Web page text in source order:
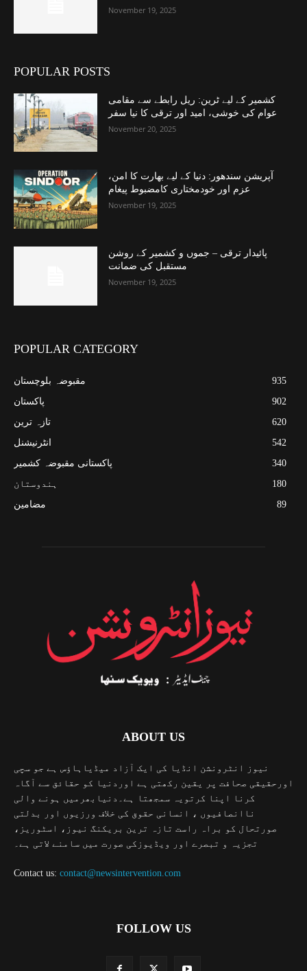
November 19, 2025
POPULAR POSTS
کشمیر کے لیے ٹرین: ریل رابطے سے مقامی
عوام کی خوشی، امید اور ترقی کا نیا سفر
November 20, 2025
آپریشن سندھور: دنیا کے لیے بھارت کا امن،
عزم اور خودمختاری کامضبوط پیغام
November 19, 2025
پائیدار ترقی – جموں و کشمیر کے روشن
مستقبل کی ضمانت
November 19, 2025
POPULAR CATEGORY
مقبوضہ بلوچستان
935
پاکستان
902
تازہ ترین
620
انٹرنیشنل
542
پاکستانی مقبوضہ کشمیر
340
ہندوستان
180
مضامین
89
ABOUT US
نیوز انٹرونشن انڈیا کی ایک آزاد میڈیاہاؤس ہے جو سچی
اورحقیقی صحافت پر یقین رکھتی ہے اوردنیا کو حقائق سے آگاہ
کرنا اپنا کرتویہ سمجھتا ہے۔دنیابھرمیں ہونے والی
ناانصافیوں ، انسانی حقوق کی خلاف ورزیوں اور بدلتی
صورتحال کو براہ راست تازہ ترین بریکنگ نیوز، اسٹوریز،
تجزیہ و تبصرے اور ویڈیوزکی صورت میں سامنے لاتی ہے۔
Contact us: contact@newsintervention.com
FOLLOW US